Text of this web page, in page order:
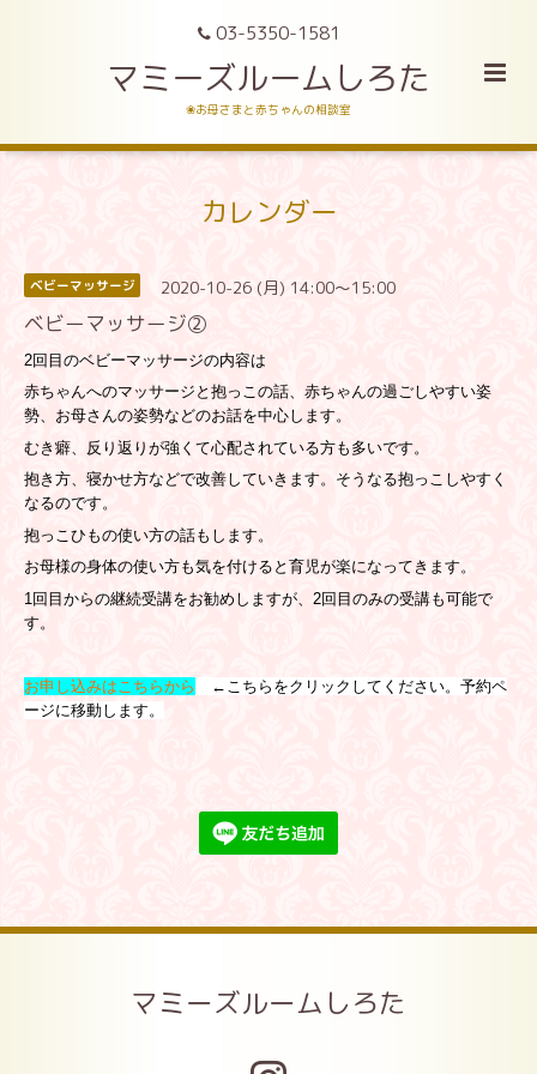
03-5350-1581
マミーズルームしろた
❀お母さまと赤ちゃんの相談室
カレンダー
ベビーマッサージ 2020-10-26 (月) 14:00～15:00
ベビーマッサージ②
2回目のベビーマッサージの内容は
赤ちゃんへのマッサージと抱っこの話、赤ちゃんの過ごしやすい姿
勢、お母さんの姿勢などのお話を中心します。
むき癖、反り返りが強くて心配されている方も多いです。
抱き方、寝かせ方などで改善していきます。そうなる抱っこしやすく
なるのです。
抱っこひもの使い方の話もします。
お母様の身体の使い方も気を付けると育児が楽になってきます。
1回目からの継続受講をお勧めしますが、2回目のみの受講も可能で
す。
お申し込みはこちらから
←こちらをクリックしてください。予約ペ
ージに移動します。
マミーズルームしろた